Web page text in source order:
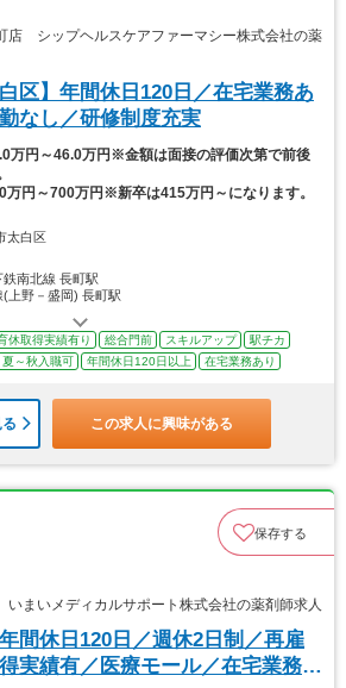
シップヘルスケアファーマシー株式会社の薬
区】年間休日120日／在宅業務あ
なし／研修制度充実
万円～46.0万円※金額は面接の評価次第で前後
万円～700万円※新卒は415万円～になります。
太白区
南北線 長町駅
(上野－盛岡) 長町駅
休取得実績有り 総合門前 スキルアップ
駅チカ
夏～秋入職可 年間休日120日以上 在宅業務あり
この求人に興味がある
保存する
まいメディカルサポート株式会社の薬剤師求人
間休日120日／週休2日制／再雇
実績有／医療モール／在宅業務あ